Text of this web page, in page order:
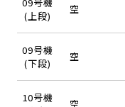
09号機
(上段)
空
09号機
(下段)
空
10号機
空